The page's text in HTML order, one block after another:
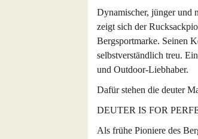
Dynamischer, jünger und
zeigt sich der
Bergsportmarke. Seinen
selbstverständlich treu.
und Outdoor-Liebhaber.
Dafür stehen die deuter
DEUTER IS FOR
Als frühe Pioniere des